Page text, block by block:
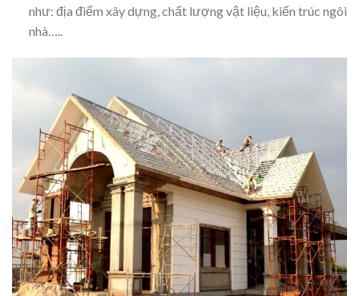
như: địa điểm xây dựng, chất lượng vật liệu, kiến trúc ngôi
nhà…..